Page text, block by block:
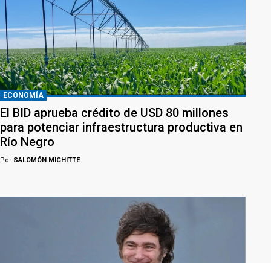
ECONOMÍA
El BID aprueba crédito de USD 80 millones
para potenciar infraestructura productiva en
Río Negro
Por SALOMÓN MICHITTE